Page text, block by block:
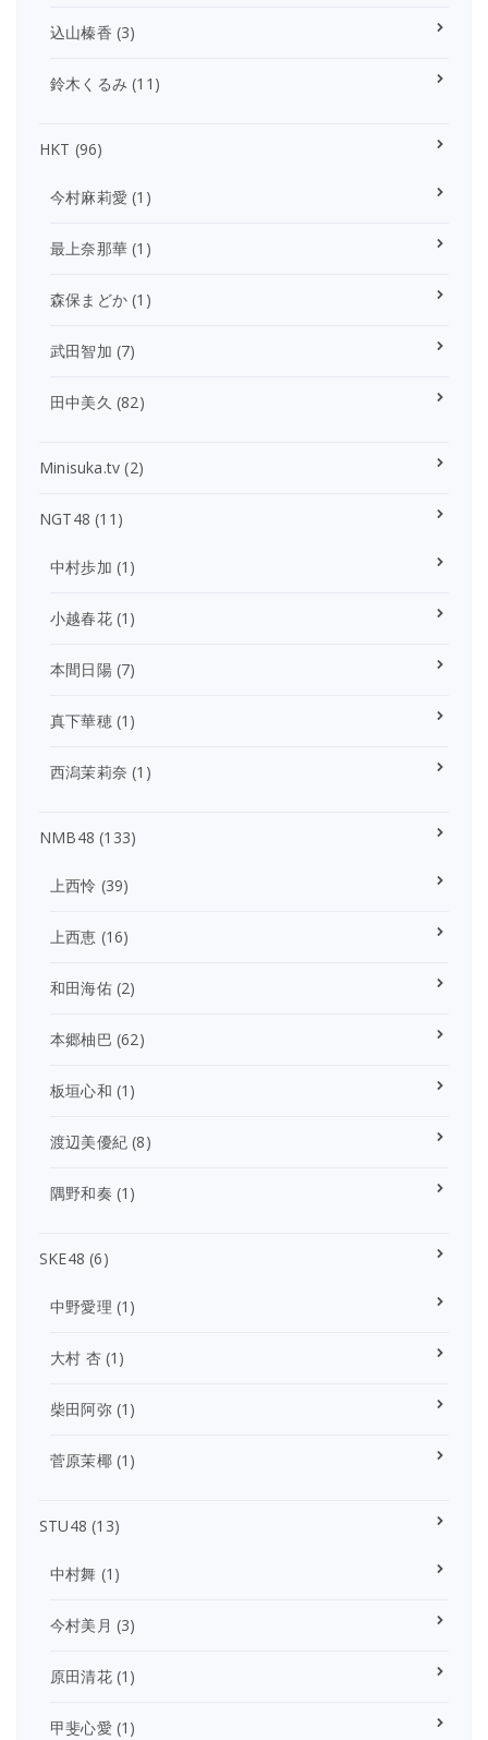
込山榛香 (3)
鈴木くるみ (11)
HKT (96)
今村麻莉愛 (1)
最上奈那華 (1)
森保まどか (1)
武田智加 (7)
田中美久 (82)
Minisuka.tv (2)
NGT48 (11)
中村歩加 (1)
小越春花(1)
本間日陽(7)
真下華穂(1)
西潟茉莉奈 (1)
NMB48 (133)
上西怜 (39)
上西恵 (16)
和田海佑(2)
本郷柚巴 (62)
板垣心和 (1)
渡辺美優紀 (8)
隅野和奏 (1)
SKE48 (6)
中野愛理 (1)
大村 杏(1)
柴田阿弥(1)
菅原茉椰(1)
STU48 (13)
中村舞 (1)
今村美月 (3)
原田清花(1)
甲斐心愛 (1)